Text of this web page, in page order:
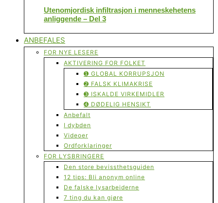
Utenomjordisk infiltrasjon i menneskehetens
anliggende – Del 3
ANBEFALES
FOR NYE LESERE
AKTIVERING FOR FOLKET
➊ GLOBAL KORRUPSJON
➋ FALSK KLIMAKRISE
➌ ISKALDE VIRKEMIDLER
➍ DØDELIG HENSIKT
Anbefalt
I dybden
Videoer
Ordforklaringer
FOR LYSBRINGERE
Den store bevissthetsguiden
12 tips: Bli anonym online
De falske lysarbeiderne
7 ting du kan gjøre